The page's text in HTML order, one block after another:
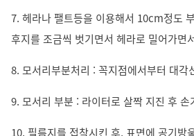
7. 헤라나 팰트등을 이용해서 10cm정도
후지를 조금씩 벗기면서 헤라로 밀어가면
8. 모서리부분처리 : 꼭지점에서부터 대각
9. 모서리 부분 : 라이터로 살짝 지진 후 손
10. 필름지를 접착시킨 후, 표면에 공기방